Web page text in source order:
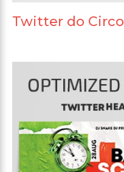
Twitter do Circo